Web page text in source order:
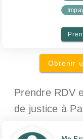
Obtenir
Prendre RDV
de justice à